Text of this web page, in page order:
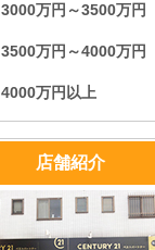
3000万円～3500万円
3500万円～4000万円
4000万円以上
店舗紹介